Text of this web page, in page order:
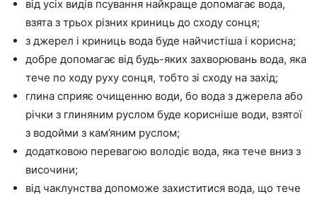
від усіх видів псування найкраще допомагає вода,
взята з трьох різних криниць до сходу сонця;
з джерел і криниць вода буде найчистіша і корисна;
добре допомагає від будь-яких захворювань вода, яка
тече по ходу руху сонця, тобто зі сходу на захід;
глина сприяє очищенню води, бо вода з джерела або
річки з глиняним руслом буде корисніше води, взятої
з водойми з кам’яним руслом;
додатковою перевагою володіє вода, яка тече вниз з
височини;
від чаклунства допоможе захиститися вода, що тече